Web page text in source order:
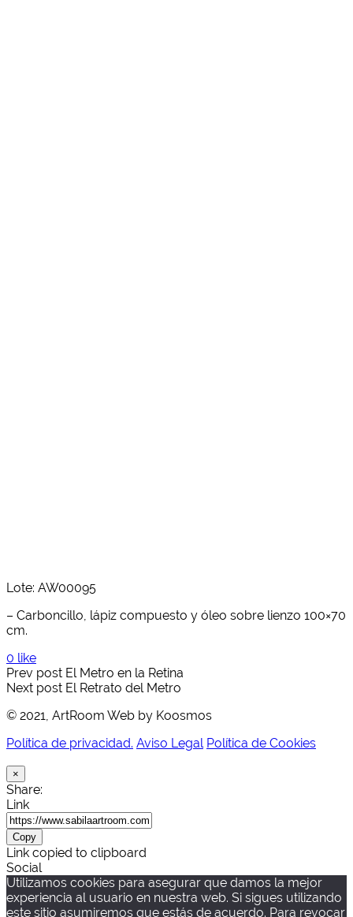
Lote: AW00095
– Carboncillo, lápiz compuesto y óleo sobre lienzo 100×70
cm.
0 like
Prev post El Metro en la Retina
Next post El Retrato del Metro
© 2021, ArtRoom Web by Koosmos
Política de privacidad. Aviso Legal Política de Cookies
×
Share:
Link
Copy
Link copied to clipboard
Social
Utilizamos cookies para asegurar que damos la mejor
experiencia al usuario en nuestra web. Si sigues utilizando
este sitio asumiremos que estás de acuerdo. Para revocar